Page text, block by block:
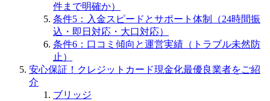
件まで明確か）
条件5：入金スピードとサポート体制（24時間振
込・即日対応・大口対応）
条件6：口コミ傾向と運営実績（トラブル未然防
止）
安心保証！クレジットカード現金化最優良業者をご紹
介
ブリッジ